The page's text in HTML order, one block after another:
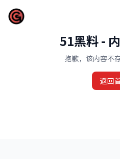
51黑料 -
抱歉，该内容不
返回